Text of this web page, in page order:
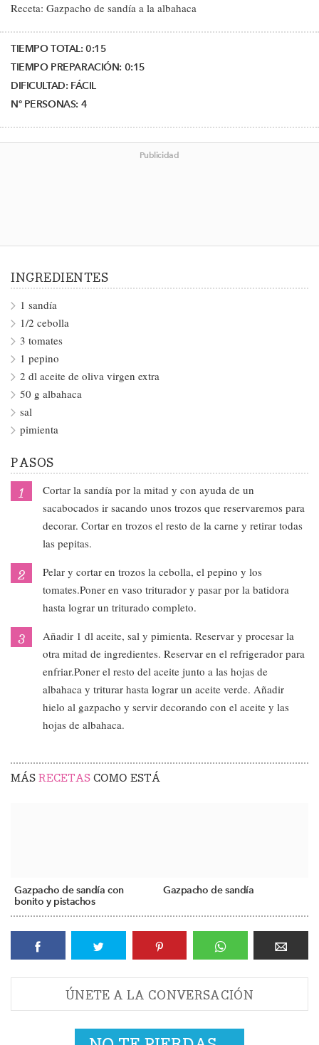
Receta: Gazpacho de sandía a la albahaca
TIEMPO TOTAL:0:15
TIEMPO PREPARACIÓN: 0:15
DIFICULTAD: FÁCIL
Nº PERSONAS: 4
Publicidad
INGREDIENTES
1 sandía
1/2 cebolla
3 tomates
1 pepino
2 dl aceite de oliva virgen extra
50 g albahaca
sal
pimienta
PASOS
Cortar la sandía por la mitad y con ayuda de un
sacabocados ir sacando unos trozos que reservaremos para
decorar. Cortar en trozos el resto de la carne y retirar todas
las pepitas.
Pelar y cortar en trozos la cebolla, el pepino y los
tomates.Poner en vaso triturador y pasar por la batidora
hasta lograr un triturado completo.
Añadir 1 dl aceite, sal y pimienta. Reservar y procesar la
otra mitad de ingredientes. Reservar en el refrigerador para
enfriar.Poner el resto del aceite junto a las hojas de
albahaca y triturar hasta lograr un aceite verde. Añadir
hielo al gazpacho y servir decorando con el aceite y las
hojas de albahaca.
MÁS RECETAS COMO ESTÁ
Gazpacho de sandía con
bonito y pistachos
Gazpacho de sandía
ÚNETE A LA CONVERSACIÓN